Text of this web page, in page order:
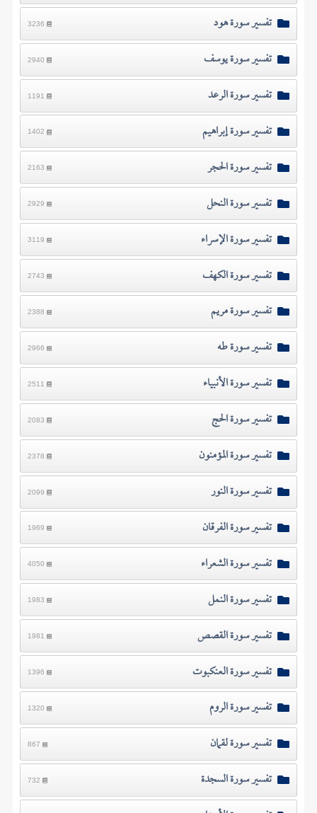
تفسير سورة هود 3236
تفسير سورة يوسف 2940
تفسير سورة الرعد 1191
تفسير سورة إبراهيم 1402
تفسير سورة الحجر 2163
تفسير سورة النحل 2929
تفسير سورة الإسراء 3119
تفسير سورة الكهف 2743
تفسير سورة مريم 2388
تفسير سورة طه 2966
تفسير سورة الأنبياء 2511
تفسير سورة الحج 2083
تفسير سورة المؤمنون 2378
تفسير سورة النور 2099
تفسير سورة الفرقان 1969
تفسير سورة الشعراء 4050
تفسير سورة النمل 1983
تفسير سورة القصص 1981
تفسير سورة العنكبوت 1396
تفسير سورة الروم 1320
تفسير سورة لقمان 867
تفسير سورة السجدة 732